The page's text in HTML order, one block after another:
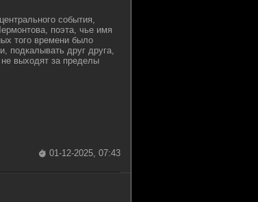
события,
поэта, чье имя
того времени было
подкалывать друг друга,
выходят за пределы
01-12-2025, 07:43